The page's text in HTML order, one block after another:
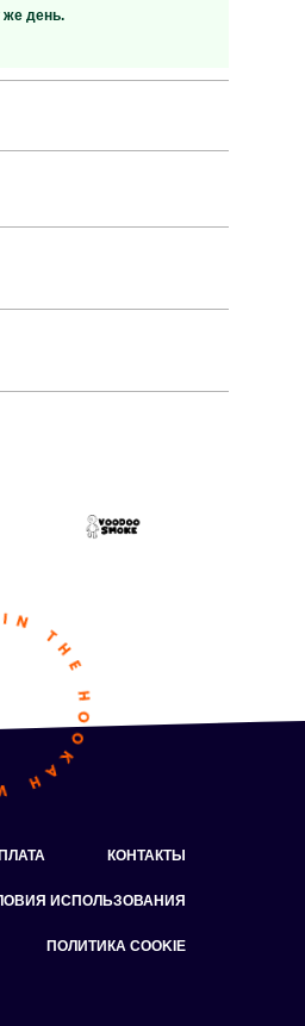
же день.
КОНТАКТЫ
ИСПОЛЬЗОВАНИЯ
ПОЛИТИКА COOKIE